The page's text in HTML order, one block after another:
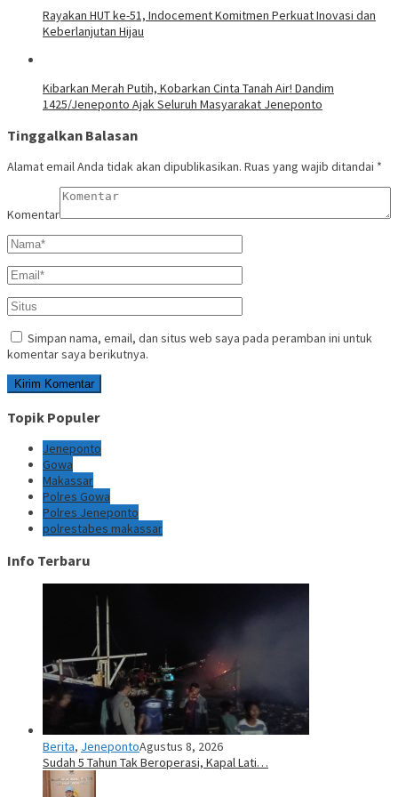
Rayakan HUT ke-51, Indocement Komitmen Perkuat Inovasi dan
Keberlanjutan Hijau
Kibarkan Merah Putih, Kobarkan Cinta Tanah Air! Dandim
1425/Jeneponto Ajak Seluruh Masyarakat Jeneponto
Tinggalkan Balasan
Alamat email Anda tidak akan dipublikasikan. Ruas yang wajib ditandai *
Komentar
Simpan nama, email, dan situs web saya pada peramban ini untuk
komentar saya berikutnya.
Topik Populer
Jeneponto
Gowa
Makassar
Polres Gowa
Polres Jeneponto
polrestabes makassar
Info Terbaru
Berita, JenepontoAgustus 8, 2026
Sudah 5 Tahun Tak Beroperasi, Kapal Lati…